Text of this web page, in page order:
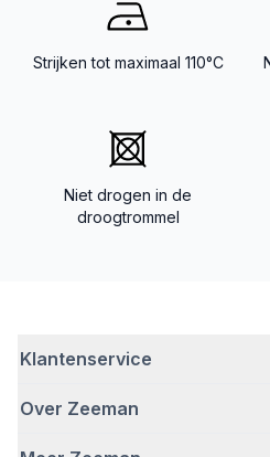
Strijken tot maximaal 110°C
Niet drogen in de
droogtrommel
Klantenservice
Veelgestelde vragen
Over Zeeman